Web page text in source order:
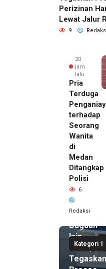
Perizinan
Lewat Jalur
9
20
jam
lalu
Pria
Terduga
terhadap
Seorang
Wanita
di
Medan
Ditangkap
Polisi
6
Redaksi
Kategori 1
19 jam lalu
Kepala
DPMPTSP
Deli
Serdang
Bantah
Terlibat
Dugaan
Izin
Palsu,
Tegaskan